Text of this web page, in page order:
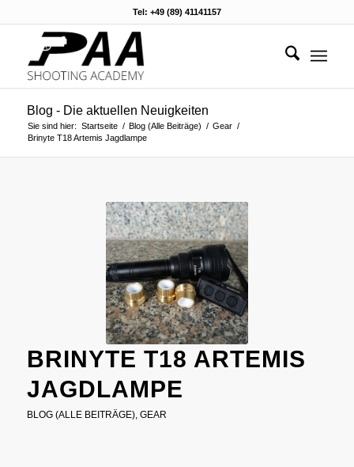
Tel: +49 (89) 41141157
Blog - Die aktuellen Neuigkeiten
Sie sind hier: Startseite / Blog (Alle Beiträge) / Gear /
Brinyte T18 Artemis Jagdlampe
BRINYTE T18 ARTEMIS
JAGDLAMPE
BLOG (ALLE BEITRÄGE), GEAR